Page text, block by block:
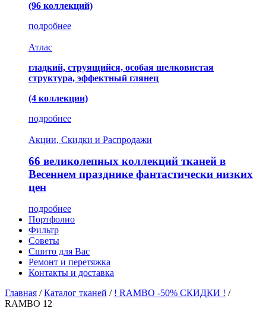
(96 коллекций)
подробнее
Атлас
гладкий, струящийся, особая шелковистая
структура, эффектный глянец
(4 коллекции)
подробнее
Акции, Скидки и Распродажи
66 великолепных коллекций тканей в
Весеннем празднике фантастически низких
цен
подробнее
Портфолио
Фильтр
Советы
Сшито для Вас
Ремонт и перетяжка
Контакты и доставка
Главная / Каталог тканей / ! RAMBO -50% СКИДКИ ! /
RAMBO 12